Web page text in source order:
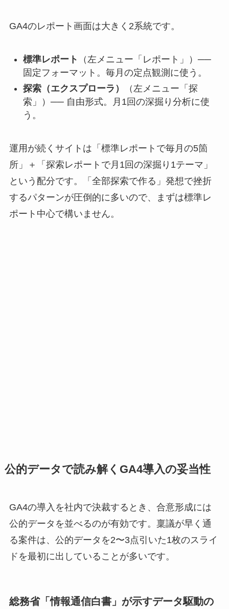
GA4のレポート画面は大きく2系統です。
標準レポート
（左メニュー「レポート」）──
固定フォーマット。毎月の定点観測に使う。
探索（エクスプローラ）
（左メニュー「探
索」）── 自由形式。月1回の深掘り分析に使
う。
運用が続くサイトは「標準レポートで毎月の5箇
所」＋「探索レポートで月1回の深掘り1テーマ」
という配分です。「全部探索で作る」発想で挫折
するパターンが圧倒的に多いので、まずは標準レ
ポート中心で構いません。
公的データで読み解くGA4導入の妥当性
GA4の導入を社内で決裁するとき、合意形成には
公的データを並べるのが有効です。稟議が早く通
る案件は、公的データを2〜3点引いた1枚のスライ
ドを最初に出していることが多いです。
総務省「情報通信白書」が示すデータ駆動の